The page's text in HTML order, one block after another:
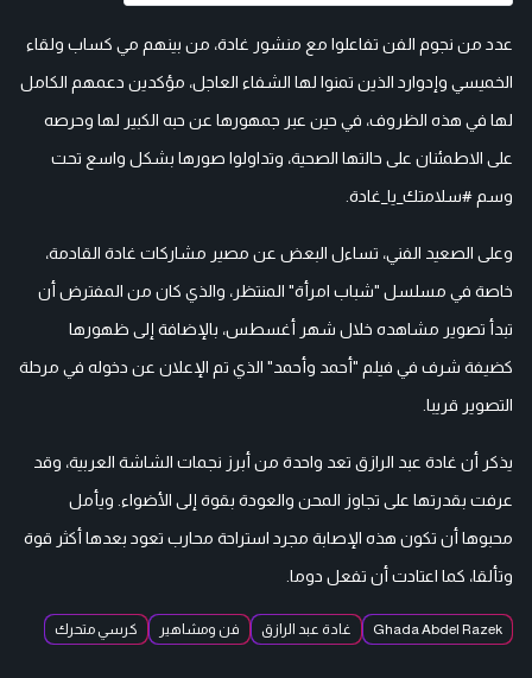
عدد من نجوم الفن تفاعلوا مع منشور غادة، من بينهم مي كساب ولقاء
الخميسي وإدوارد الذين تمنوا لها الشفاء العاجل، مؤكدين دعمهم الكامل
لها في هذه الظروف، في حين عبر جمهورها عن حبه الكبير لها وحرصه
على الاطمئنان على حالتها الصحية، وتداولوا صورها بشكل واسع تحت
وسم #سلامتك_يا_غادة.
وعلى الصعيد الفني، تساءل البعض عن مصير مشاركات غادة القادمة،
خاصة في مسلسل "شباب امرأة" المنتظر، والذي كان من المفترض أن
تبدأ تصوير مشاهده خلال شهر أغسطس، بالإضافة إلى ظهورها
كضيفة شرف في فيلم "أحمد وأحمد" الذي تم الإعلان عن دخوله في مرحلة
التصوير قريبا.
يذكر أن غادة عبد الرازق تعد واحدة من أبرز نجمات الشاشة العربية، وقد
عرفت بقدرتها على تجاوز المحن والعودة بقوة إلى الأضواء. ويأمل
محبوها أن تكون هذه الإصابة مجرد استراحة محارب تعود بعدها أكثر قوة
وتألقا، كما اعتادت أن تفعل دوما.
Ghada Abdel Razek غادة عبد الرازق فن ومشاهير كرسي متحرك